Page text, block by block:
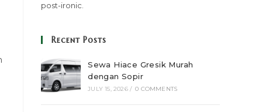
post-ironic.
Recent Posts
Sewa Hiace Gresik Murah
dengan Sopir
JULY 15, 2026 / 0 COMMENTS